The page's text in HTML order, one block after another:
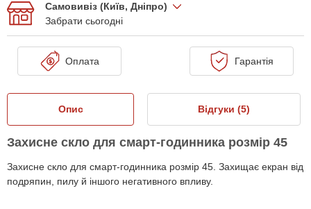
Самовивіз (Київ, Дніпро)
Забрати сьогодні
Оплата Гарантія
Опис Відгуки (5)
Захисне скло для смарт-годинника розмір 45
Захисне скло для смарт-годинника розмір 45. Захищає екран від
подряпин, пилу й іншого негативного впливу.